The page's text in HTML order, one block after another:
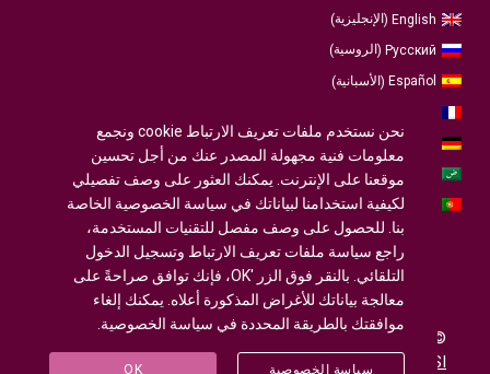
English
(الإنجليزية)
Русский
(الروسية)
Español
(الأسبانية)
Deutsch
( الألمانية
Português
( البرتغالية ، البرتغال)
© 2020-2025
U-INTOSAI
- جامعة لمجتمع تصميم ©
Accounts Chamber of the Russian Federation © FSI
نحن نستخدم ملفات تعريف الارتباط cookie ونجمع
معلومات فنية مجهولة المصدر عنك من أجل تحسين
موقعنا على الإنترنت. يمكنك العثور على وصف تفصيلي
لكيفية استخدامنا لبياناتك في سياسة الخصوصية الخاصة
بنا. للحصول على وصف مفصل للتقنيات المستخدمة،
راجع سياسة ملفات تعريف الارتباط وتسجيل الدخول
التلقائي. بالنقر فوق الزر 'OK، فإنك توافق صراحةً على
معالجة بياناتك للأغراض المذكورة أعلاه. يمكنك إلغاء
موافقتك بالطريقة المحددة في سياسة الخصوصية.
OK سياسة الخصوصية